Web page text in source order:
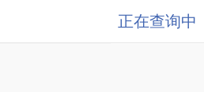
正在查询中